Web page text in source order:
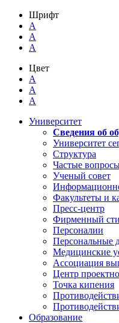
Шрифт
A
A
A
Цвет
A
A
A
Университет
Сведения об
Университет
Структура
Частые
Ученый совет
Факультеты и
Пресс-центр
Фирменный
Персоналии
Персональные
Медицинские
Ассоциация
Центр
Точка кипения
Образование